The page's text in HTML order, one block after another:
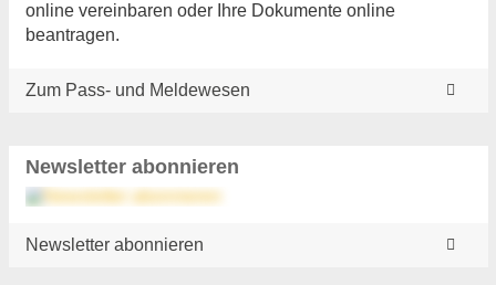
online vereinbaren oder Ihre Dokumente online
beantragen.
Zum Pass- und Meldewesen
Newsletter abonnieren
Newsletter abonnieren